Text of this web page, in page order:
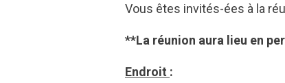
Vous êtes invités-ées à la
**La réunion aura lieu en
Endroit :